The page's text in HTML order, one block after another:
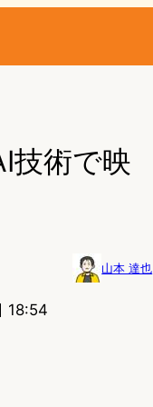
技術で映
山本 達也
18:54